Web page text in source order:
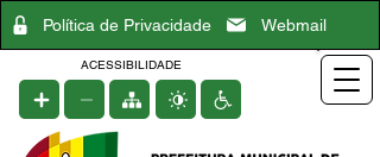
Política de Privacidade Webmail
ACESSIBILIDADE